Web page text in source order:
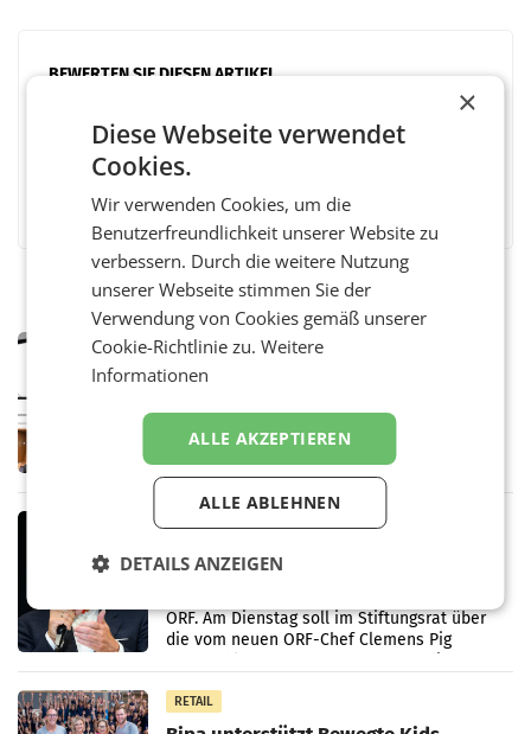
BEWERTEN SIE DIESEN ARTIKEL
MARKETING & MEDIA
Pilnacek-U-Ausschuss - Presserat
WIEN Der Presserat fordert Medienvertreter
dazu auf, im U-Ausschuss zu den
Ermittlungen rund um das Ableben des Ex-
Sektionschefs im Justizministerium, Christian
Pilnacek, auf sensible
Stiftungsrat Lederer wehrt sich in
ORF. Am Dienstag soll im Stiftungsrat über
die vom neuen ORF-Chef Clemens Pig
RETAIL
×
Diese Webseite verwendet
Cookies.
Wir verwenden Cookies, um die
Benutzerfreundlichkeit unserer Website zu
verbessern. Durch die weitere Nutzung
unserer Webseite stimmen Sie der
Verwendung von Cookies gemäß unserer
Cookie-Richtlinie zu.Weitere
Informationen
ALLE AKZEPTIEREN
ALLE ABLEHNEN
DETAILS ANZEIGEN